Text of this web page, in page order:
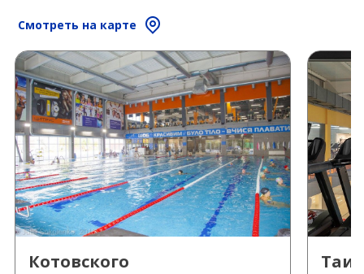
Смотреть на карте
Котовского